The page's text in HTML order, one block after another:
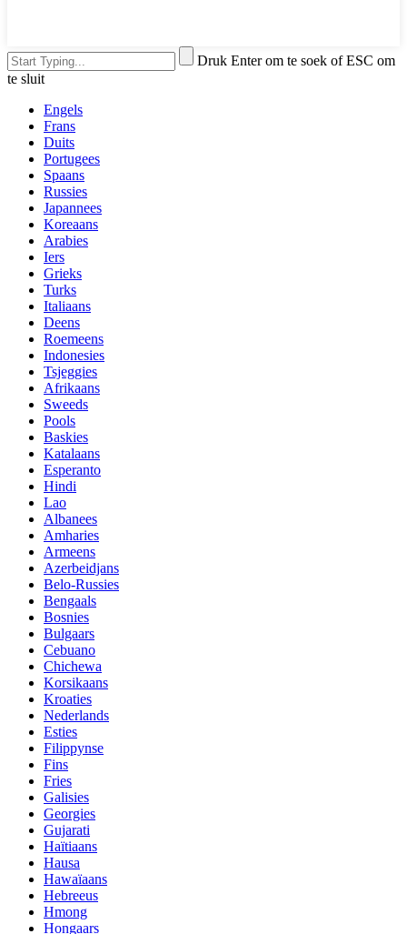
Druk Enter om te soek of ESC om
te sluit
Engels
Frans
Duits
Portugees
Spaans
Russies
Japannees
Koreaans
Arabies
Iers
Grieks
Turks
Italiaans
Deens
Roemeens
Indonesies
Tsjeggies
Afrikaans
Sweeds
Pools
Baskies
Katalaans
Esperanto
Hindi
Lao
Albanees
Amharies
Armeens
Azerbeidjans
Belo-Russies
Bengaals
Bosnies
Bulgaars
Cebuano
Chichewa
Korsikaans
Kroaties
Nederlands
Esties
Filippynse
Fins
Fries
Galisies
Georgies
Gujarati
Haïtiaans
Hausa
Hawaïaans
Hebreeus
Hmong
Hongaars